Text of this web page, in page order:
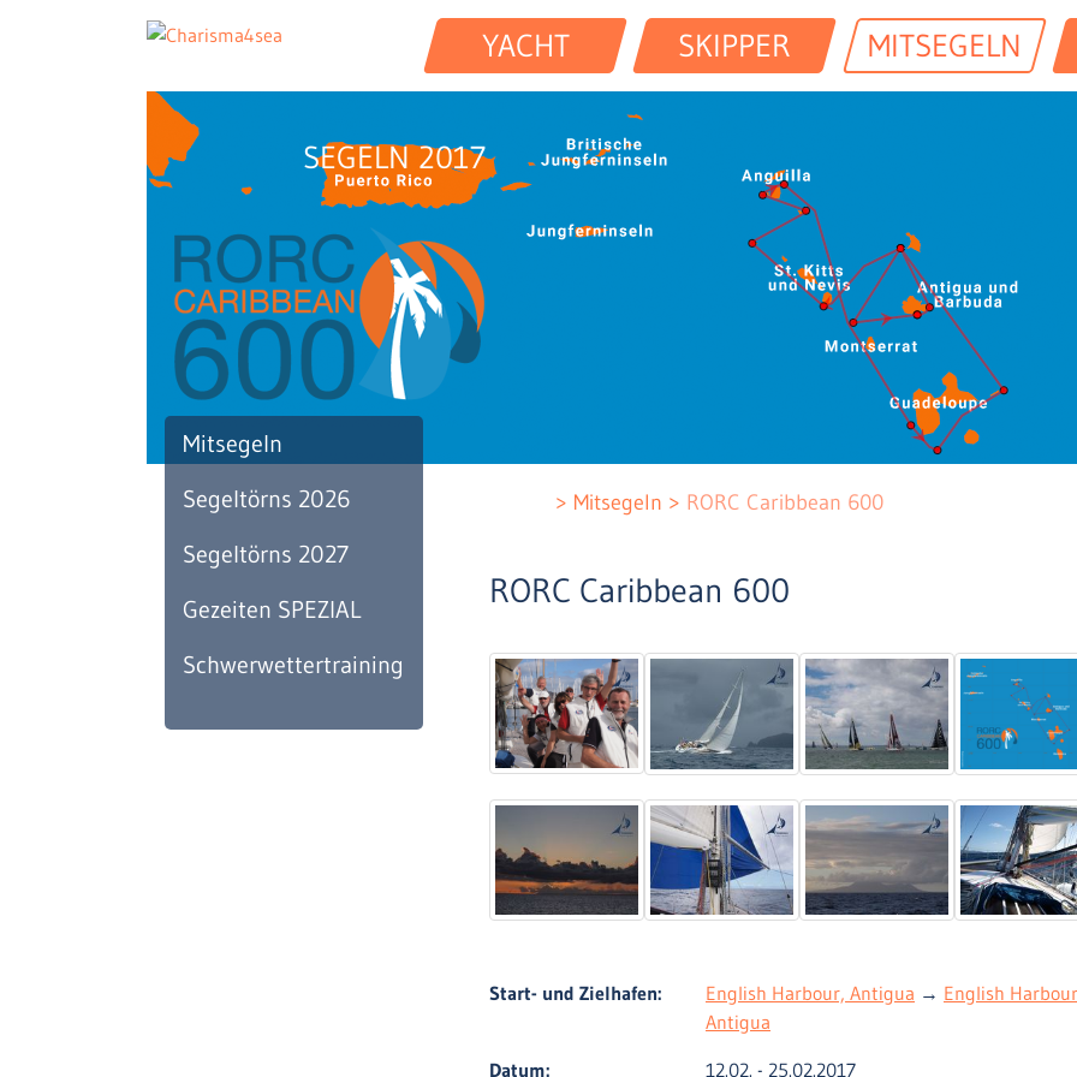
YACHT SKIPPER MITSEGELN
SEGELN 2017
Mitsegeln
Segeltörns 2026
Segeltörns 2027
Gezeiten SPEZIAL
Schwerwettertraining
Mitsegeln RORC Caribbean 600
RORC Caribbean 600
Start- und Zielhafen: English Harbour, Antigua → English
Antigua
Datum:
12.02. - 25.02.2017